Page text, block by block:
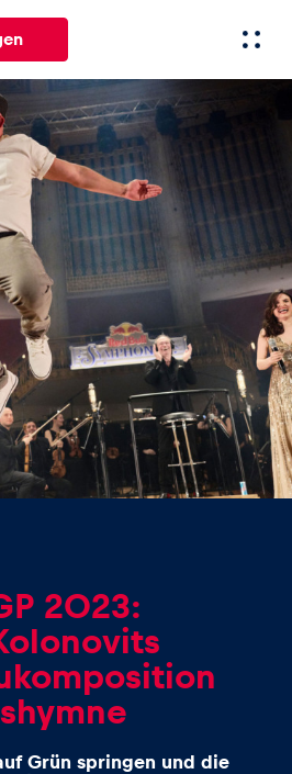
Erlebnisse
Alle anzeigen
Alle anzeigen
Alle anzeigen
2023:
Grün springen und die